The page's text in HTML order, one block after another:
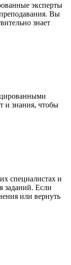
эксперты
Вы
знает
и знания, чтобы
специалистах и
заданий. Если
или вернуть